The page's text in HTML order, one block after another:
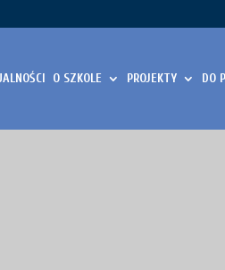
O SZKOLE PROJEKTY DO